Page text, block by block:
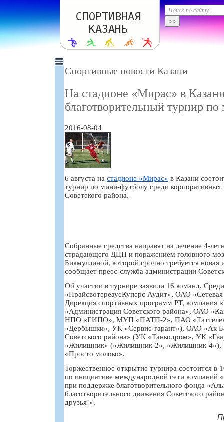
Спортивные новости Казани
На стадионе «Мирас» в
благотворительный турнир
2016-08-04
6 августа на стадионе «Мирас» в Казани
турнир по мини-футболу среди корпоративных
Советского района.
Собранные средства направят на лечение 4-
страдающего ДЦП и поражением головного
Бикмуллиной, которой срочно требуется новая
сообщает пресс-служба администрации
Об участии в турнире заявили 16 команд.
«ПрайсвотереаусКуперс Аудит», ОАО
Дирекция спортивных программ РТ,
«Администрация Советского района», ОАО
НПО «ГИПО», МУП «ПАТП-2», ПАО
«Дербышки», УК «Сервис-гарант»), ОАО «Ак
Советского района» (УК «Танкодром», УК
«Жилищник» («Жилищник-2», «Жилищник-
«Просто молоко».
Торжественное открытие турнира состоится в
по инициативе международной сети компаний
при поддержке благотворительного фонда
благотворительного движения Советского
друзья!».